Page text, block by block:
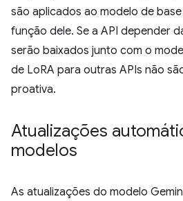
são aplicados ao modelo de
função dele. Se a API depender
serão baixados junto com o
de LoRA para outras APIs não
proativa.
Atualizações
modelos
As atualizações do modelo